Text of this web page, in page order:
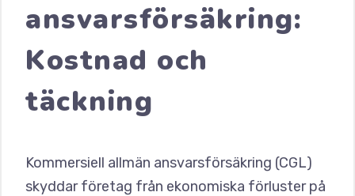
ansvarsförsäkring:
Kostnad och
täckning
Kommersiell allmän ansvarsförsäkring (CGL)
skyddar företag från ekonomiska förluster på